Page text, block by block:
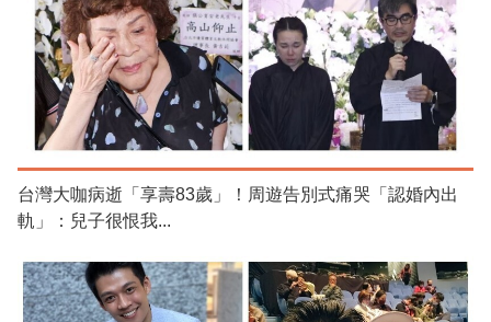
台灣大咖病逝「享壽83歲」！周遊告別式痛哭「認婚內出
軌」：兒子很恨我...